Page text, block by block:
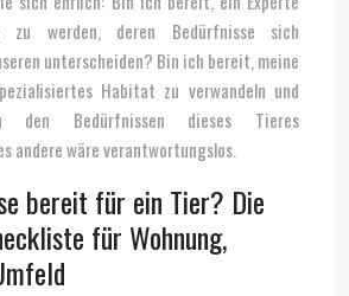
werden, deren Bedürfnisse sich
unterscheiden? Bin ich bereit, meine
Habitat zu verwandeln und
den Bedürfnissen dieses Tieres
andere wäre verantwortungslos.
bereit für ein Tier? Die
für Wohnung,